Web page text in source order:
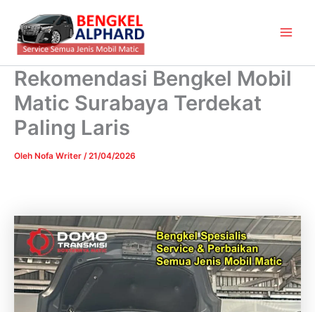
konten
Rekomendasi Bengkel Mobil
Matic Surabaya Terdekat
Paling Laris
Oleh Nofa Writer /21/04/2026